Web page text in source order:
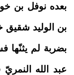
بعده نوفل بن
بن الوليد شقيق
بضربة لم يثنّها
عبد الله